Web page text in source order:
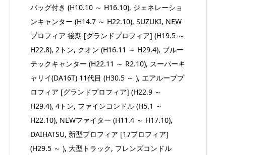
[口
径
サ
イ
ズ]12×1.25
(10×1.25mm
変
換
ア
ダ
プ
バッグ付き (H10.10 ～ H16.10), ジェネレーショ
ンキャンター (H14.7 ～ H22.10),SUZUKI, NEW
プロフィア 後期 [グランドプロフィア] (H19.5 ～
H22.8),2トン, クオン (H16.11 ～ H29.4), ブルー
テックキャンター (H22.11 ～ R2.10), スーパーキ
ャリイ(DA16T) 11代目 (H30.5 ～ ), エアループプ
ロフィア [グランドプロフィア] (H22.9 ～
H29.4),4トン, ファインコンドル (H5.1 ～
H22.10), NEWファイター (H11.4 ～ H17.10),
DAIHATSU, 新型プロフィア [17プロフィア]
(H29.5 ～ ), 大型トラック, フレンズコンドル